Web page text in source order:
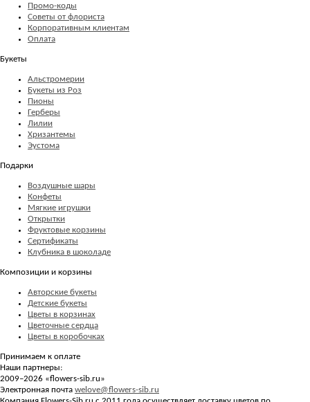
Промо-коды
Советы от флориста
Корпоративным клиентам
Оплата
Букеты
Альстромерии
Букеты из Роз
Пионы
Герберы
Лилии
Хризантемы
Эустома
Подарки
Воздушные шары
Конфеты
Мягкие игрушки
Открытки
Фруктовые корзины
Сертификаты
Клубника в шоколаде
Композиции и корзины
Авторские букеты
Детские букеты
Цветы в корзинах
Цветочные сердца
Цветы в коробочках
Принимаем к оплате
Наши партнеры:
2009–2026 «flowers-sib.ru»
Электронная почта welove@flowers-sib.ru